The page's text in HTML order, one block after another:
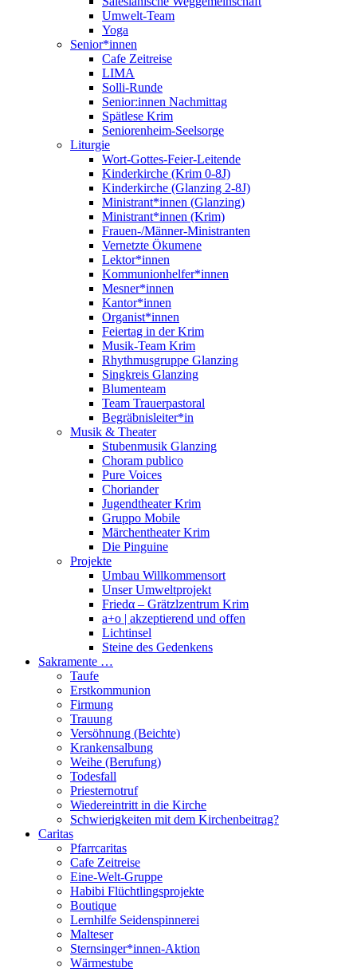
Umwelt-Team
Yoga
Senior*innen
Cafe Zeitreise
LIMA
Solli-Runde
Senior:innen Nachmittag
Spätlese Krim
Seniorenheim-Seelsorge
Liturgie
Wort-Gottes-Feier-Leitende
Kinderkirche (Krim 0-8J)
Kinderkirche (Glanzing 2-8J)
Ministrant*innen (Glanzing)
Ministrant*innen (Krim)
Frauen-/Männer-Ministranten
Vernetzte Ökumene
Lektor*innen
Kommunionhelfer*innen
Mesner*innen
Kantor*innen
Organist*innen
Feiertag in der Krim
Musik-Team Krim
Rhythmusgruppe Glanzing
Singkreis Glanzing
Blumenteam
Team Trauerpastoral
Begräbnisleiter*in
Musik & Theater
Stubenmusik Glanzing
Choram publico
Pure Voices
Choriander
Jugendtheater Krim
Gruppo Mobile
Märchentheater Krim
Die Pinguine
Projekte
Umbau Willkommensort
Unser Umweltprojekt
Friedα – Grätzlzentrum Krim
a+o | akzeptierend und offen
Lichtinsel
Steine des Gedenkens
Sakramente …
Taufe
Erstkommunion
Firmung
Trauung
Versöhnung (Beichte)
Krankensalbung
Weihe (Berufung)
Todesfall
Priesternotruf
Wiedereintritt in die Kirche
Schwierigkeiten mit dem Kirchenbeitrag?
Caritas
Pfarrcaritas
Cafe Zeitreise
Eine-Welt-Gruppe
Habibi Flüchtlingsprojekte
Boutique
Lernhilfe Seidenspinnerei
Malteser
Sternsinger*innen-Aktion
Wärmestube